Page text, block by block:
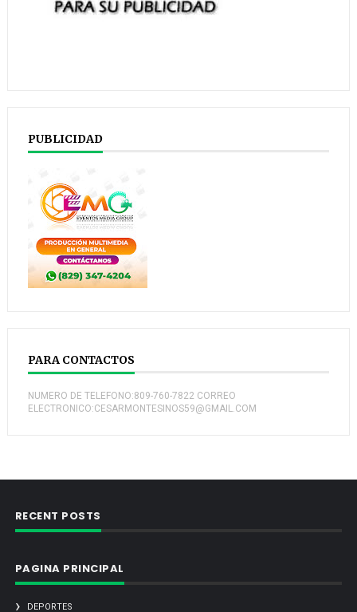
PUBLICIDAD
PARA CONTACTOS
NUMERO DE TELEFONO:809-760-7822 CORREO
ELECTRONICO:CESARMONTESINOS59@GMAIL.COM
RECENT POSTS
PAGINA PRINCIPAL
DEPORTES